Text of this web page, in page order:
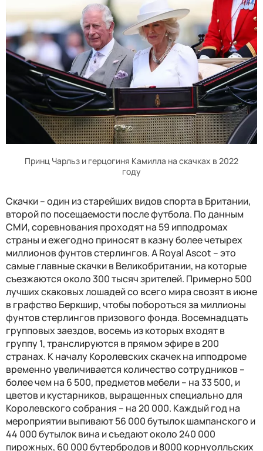
Принц Чарльз и герцогиня Камилла на скачках в 2022
году
Скачки – один из старейших видов спорта в Британии,
второй по посещаемости после футбола. По данным
СМИ, соревнования проходят на 59 ипподромах
страны и ежегодно приносят в казну более четырех
миллионов фунтов стерлингов. А Royal Ascot – это
самые главные скачки в Великобритании, на которые
съезжаются около 300 тысяч зрителей. Примерно 500
лучших скаковых лошадей со всего мира свозят в июне
в графство Беркшир, чтобы побороться за миллионы
фунтов стерлингов призового фонда. Восемнадцать
групповых заездов, восемь из которых входят в
группу 1, транслируются в прямом эфире в 200
странах. К началу Королевских скачек на ипподроме
временно увеличивается количество сотрудников –
более чем на 6 500, предметов мебели – на 33 500, и
цветов и кустарников, выращенных специально для
Королевского собрания – на 20 000. Каждый год на
мероприятии выпивают 56 000 бутылок шампанского и
44 000 бутылок вина и съедают около 240 000
пирожных, 60 000 бутербродов и 8000 корнуолльских